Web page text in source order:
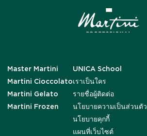
Master Martini
Martini Cioccolato
Martini Gelato
Martini Frozen
UNICA School
เราเป็นใคร
รายชื่อผู้ติดต่อ
นโยบายความเป็นส่วนตัว
นโยบายคุกกี้
แผนที่เว็บไซต์